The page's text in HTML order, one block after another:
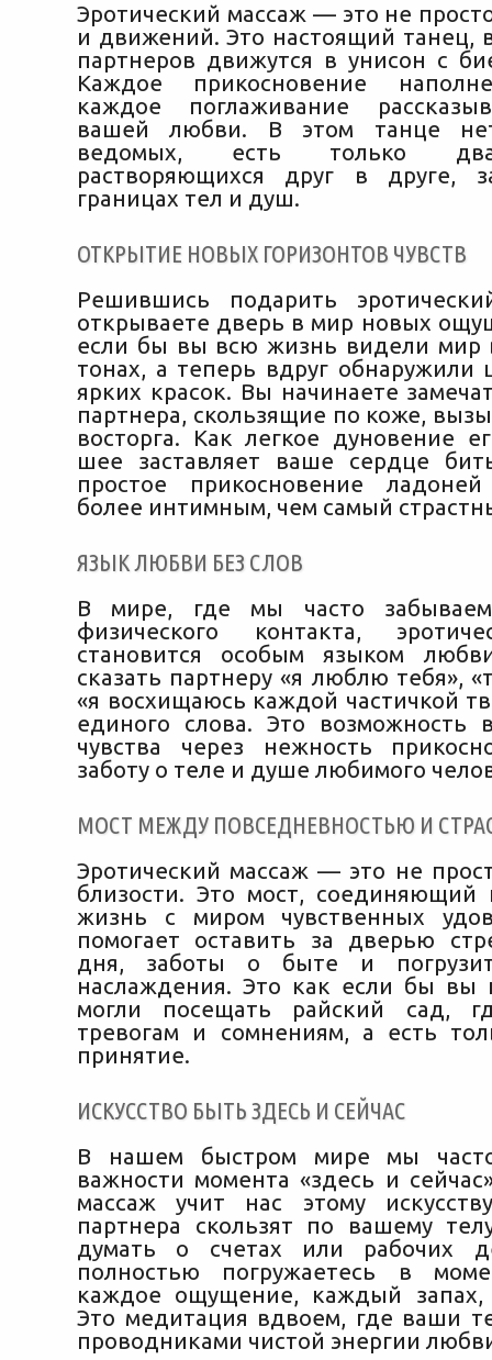
Эротический массаж — это не
и движений. Это настоящий танец,
партнеров движутся в унисон с
Каждое прикосновение
каждое поглаживание
вашей любви. В этом танце
ведомых, есть только
растворяющихся друг в друге,
границах тел и душ.
ОТКРЫТИЕ НОВЫХ ГОРИЗОНТОВ ЧУВСТВ
Решившись подарить
открываете дверь в мир новых
если бы вы всю жизнь видели мир
тонах, а теперь вдруг обнаружили
ярких красок. Вы начинаете
партнера, скользящие по коже,
восторга. Как легкое дуновение
шее заставляет ваше сердце
простое прикосновение
более интимным, чем самый
ЯЗЫК ЛЮБВИ БЕЗ СЛОВ
В мире, где мы часто
физического контакта,
становится особым языком
сказать партнеру «я люблю тебя»,
«я восхищаюсь каждой частичкой
единого слова. Это возможность
чувства через нежность
заботу о теле и душе любимого
МОСТ МЕЖДУ ПОВСЕДНЕВНОСТЬЮ И
Эротический массаж — это не
близости. Это мост, соединяющий
жизнь с миром чувственных
помогает оставить за дверью
дня, заботы о быте и
наслаждения. Это как если бы вы
могли посещать райский сад,
тревогам и сомнениям, а есть
принятие.
ИСКУССТВО БЫТЬ ЗДЕСЬ И СЕЙЧАС
В нашем быстром мире мы
важности момента «здесь и
массаж учит нас этому
партнера скользят по вашему
думать о счетах или рабочих
полностью погружаетесь в
каждое ощущение, каждый
Это медитация вдвоем, где ваши
проводниками чистой энергии